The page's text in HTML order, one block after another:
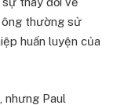
thường sử
huấn luyện của
nhưng Paul